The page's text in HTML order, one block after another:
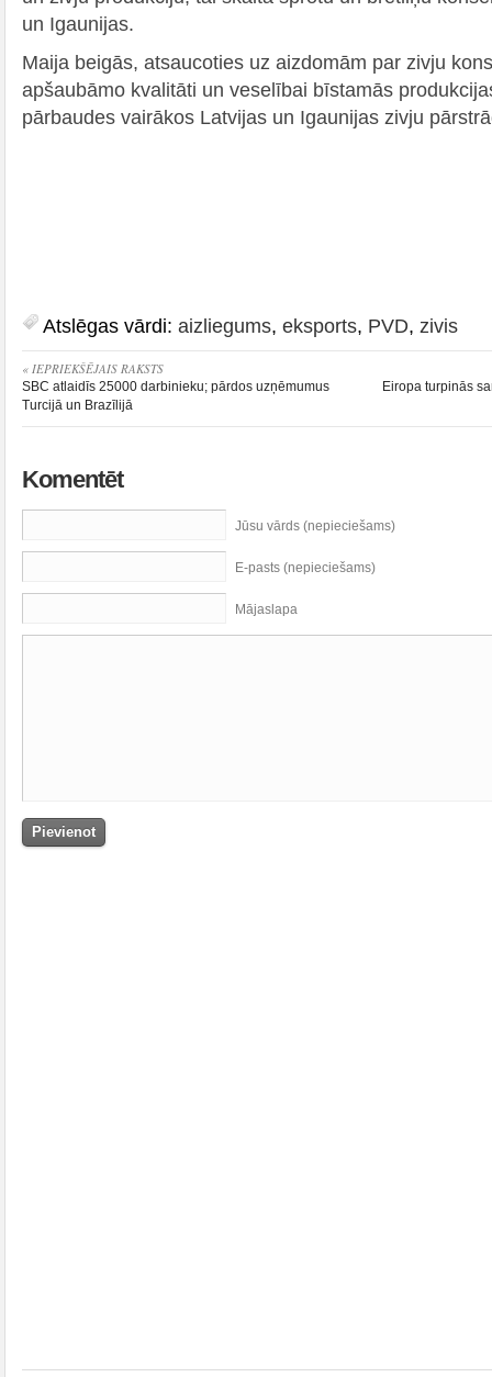
un Igaunijas.
Maija beigās, atsaucoties uz aizdomām par zivju
apšaubāmo kvalitāti un veselībai bīstamās
pārbaudes vairākos Latvijas un Igaunijas zivju
Atslēgas vārdi: aizliegums, eksports, PVD, zivis
« IEPRIEKŠĒJAIS RAKSTS
SBC atlaidīs 25000 darbinieku; pārdos uzņēmumus
Turcijā un Brazīlijā
Eiropa turpinās
Komentēt
Jūsu vārds (nepieciešams)
E-pasts (nepieciešams)
Mājaslapa